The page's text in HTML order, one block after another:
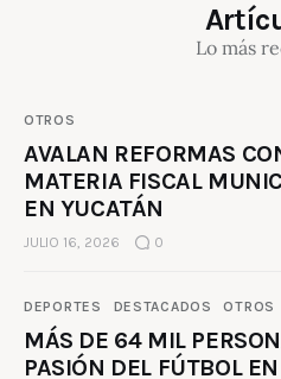
Lo más
OTROS
AVALAN REFORMAS
MATERIA FISCAL
EN YUCATÁN
JULIO 16, 2026 0
DEPORTES DESTACADOS OTROS
MÁS DE 64 MIL
PASIÓN DEL FÚTBOL